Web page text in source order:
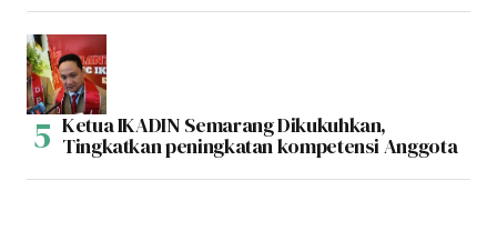
Ketua IKADIN Semarang Dikukuhkan,
Tingkatkan peningkatan kompetensi Anggota